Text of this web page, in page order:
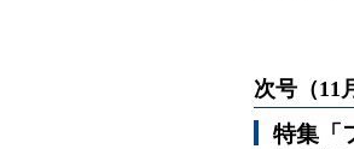
次号（11
特集「